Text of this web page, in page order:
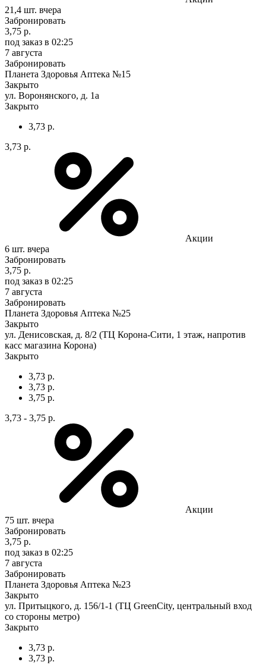
21,4 шт. вчера
Забронировать
3,75 р.
под заказ в 02:25
7 августа
Забронировать
Планета Здоровья Аптека №15
Закрыто
ул. Воронянского, д. 1а
Закрыто
3,73 р.
3,73 р.
Акции
6 шт. вчера
Забронировать
3,75 р.
под заказ в 02:25
7 августа
Забронировать
Планета Здоровья Аптека №25
Закрыто
ул. Денисовская, д. 8/2 (ТЦ Корона-Сити, 1 этаж, напротив
касс магазина Корона)
Закрыто
3,73 р.
3,73 р.
3,75 р.
3,73 - 3,75 р.
Акции
75 шт. вчера
Забронировать
3,75 р.
под заказ в 02:25
7 августа
Забронировать
Планета Здоровья Аптека №23
Закрыто
ул. Притыцкого, д. 156/1-1 (ТЦ GreenCity, центральный вход
со стороны метро)
Закрыто
3,73 р.
3,73 р.